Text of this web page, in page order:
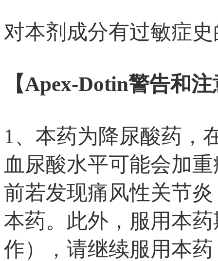
对本剂成分有过敏症
【Apex-Dotin警告和
1、本药为降尿酸药，
血尿酸水平可能会加
前若发现痛风性关节
本药。此外，服用本
作），请继续服用本